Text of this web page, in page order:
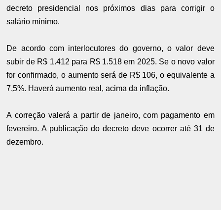
decreto presidencial nos próximos dias para corrigir o
salário mínimo.
De acordo com interlocutores do governo, o valor deve
subir de R$ 1.412 para R$ 1.518 em 2025. Se o novo valor
for confirmado, o aumento será de R$ 106, o equivalente a
7,5%. Haverá aumento real, acima da inflação.
A correção valerá a partir de janeiro, com pagamento em
fevereiro. A publicação do decreto deve ocorrer até 31 de
dezembro.